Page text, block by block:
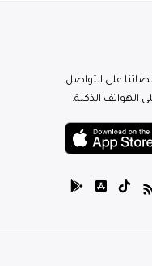
على التواصل
الهواتف الذكية.